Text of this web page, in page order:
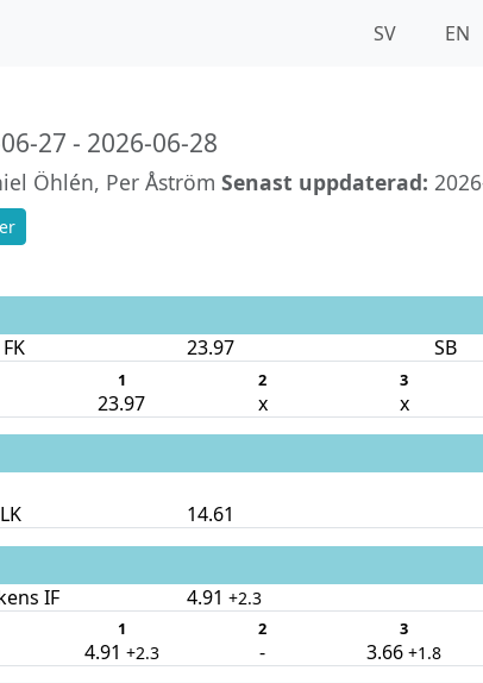
SV EN
27 - 2026-06-28
Öhlén, Per Åström Senast uppdaterad:
23.97 SB
1 2 3
23.97 x x
14.61
IF 4.91 +2.3
1 2 3
4.91 +2.3 - 3.66 +1.8